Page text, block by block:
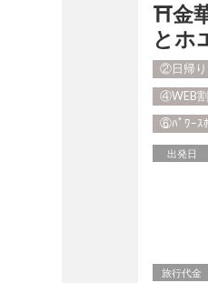
⛩金
とホ
②日帰り
④WEB
⑥ﾊﾟﾜｰｽ
出発日
旅行代金